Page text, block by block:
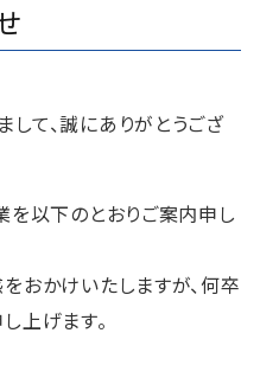
て、誠にありがとうござ
以下のとおりご案内申し
おかけいたしますが、何卒
上げます。